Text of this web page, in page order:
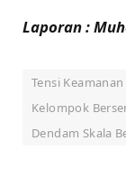
Laporan :
Tensi
Kelompok
Dendam Skala